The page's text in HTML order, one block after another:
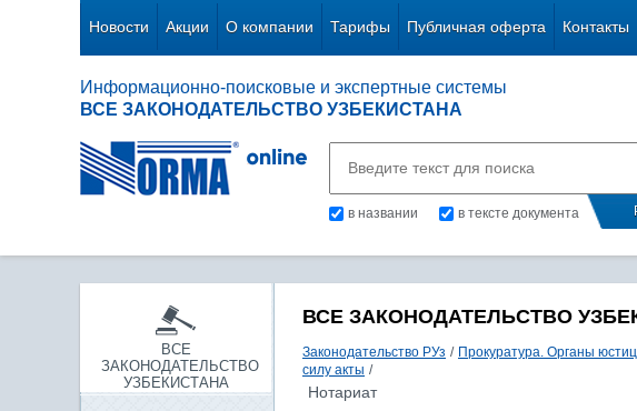
Новости Акции О компании Тарифы Публичная оферта Контакты
Информационно-поисковые и экспертные системы
ВСЕ ЗАКОНОДАТЕЛЬСТВО УЗБЕКИСТАНА
в названии в тексте документа
ВСЕ
ЗАКОНОДАТЕЛЬСТВО
УЗБЕКИСТАНА
ВСЕ ЗАКОНОДАТЕЛЬСТВО
Законодательство РУз / Прокуратура. Органы
силу акты /
Нотариат